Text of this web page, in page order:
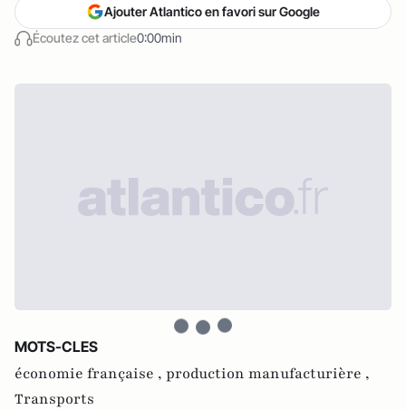
Écoutez cet article0:00min
Ajouter Atlantico en favori sur Google
MOTS-CLES
économie française , production manufacturière ,
Transports